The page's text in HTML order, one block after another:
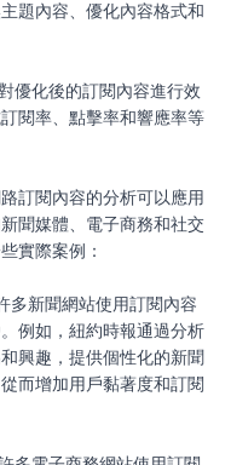
題內容、優化內容格式和
優化後的訂閱內容進行效
閱率、點擊率和響應率等
訂閱內容的分析可以應用
聞媒體、電子商務和社交
實際案例：
多新聞網站使用訂閱內容
例如，紐約時報通過分析
興趣，提供個性化的新聞
而增加用戶黏著度和訂閱